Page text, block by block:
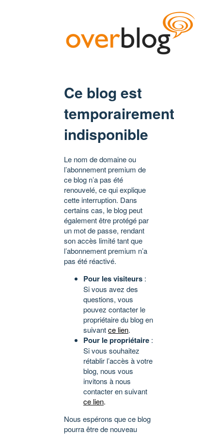
Ce blog est
temporairement
indisponible
Le nom de domaine ou
l’abonnement premium de
ce blog n’a pas été
renouvelé, ce qui explique
cette interruption. Dans
certains cas, le blog peut
également être protégé par
un mot de passe, rendant
son accès limité tant que
l’abonnement premium n’a
pas été réactivé.
Pour les visiteurs :
Si vous avez des
questions, vous
pouvez contacter le
propriétaire du blog en
suivantce lien.
Pour le propriétaire :
Si vous souhaitez
rétablir l’accès à votre
blog, nous vous
invitons à nous
contacter en suivant
ce lien.
Nous espérons que ce blog
pourra être de nouveau